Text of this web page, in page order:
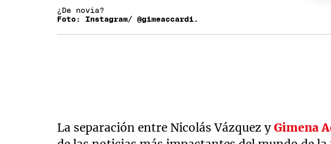
¿De novia?
Foto: Instagram/ @gimeaccardi.
La separación entre Nicolás Vázquez yGimena